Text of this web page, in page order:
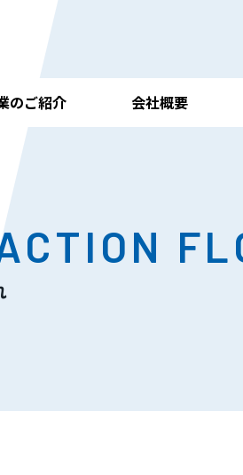
のご紹介 会社概要